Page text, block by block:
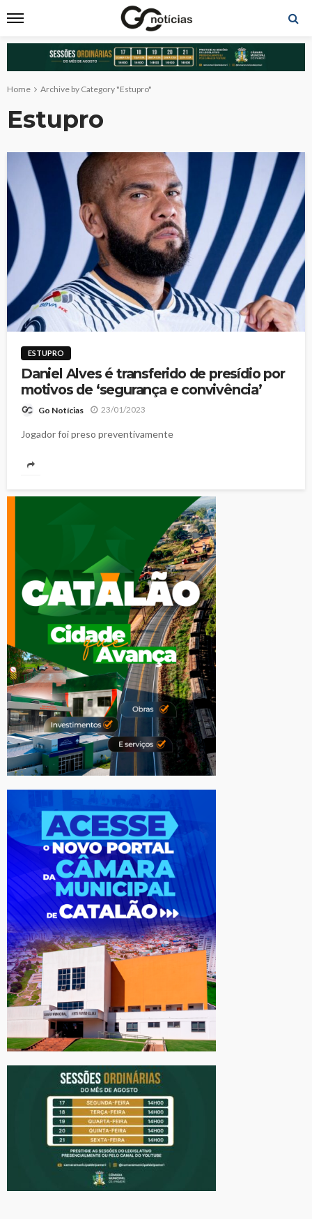
Home Archive by Category "Estupro"
Estupro
ESTUPRO
Daniel Alves é transferido de presídio por
motivos de ‘segurança e convivência’
Go Notícias 23/01/2023
Jogador foi preso preventivamente